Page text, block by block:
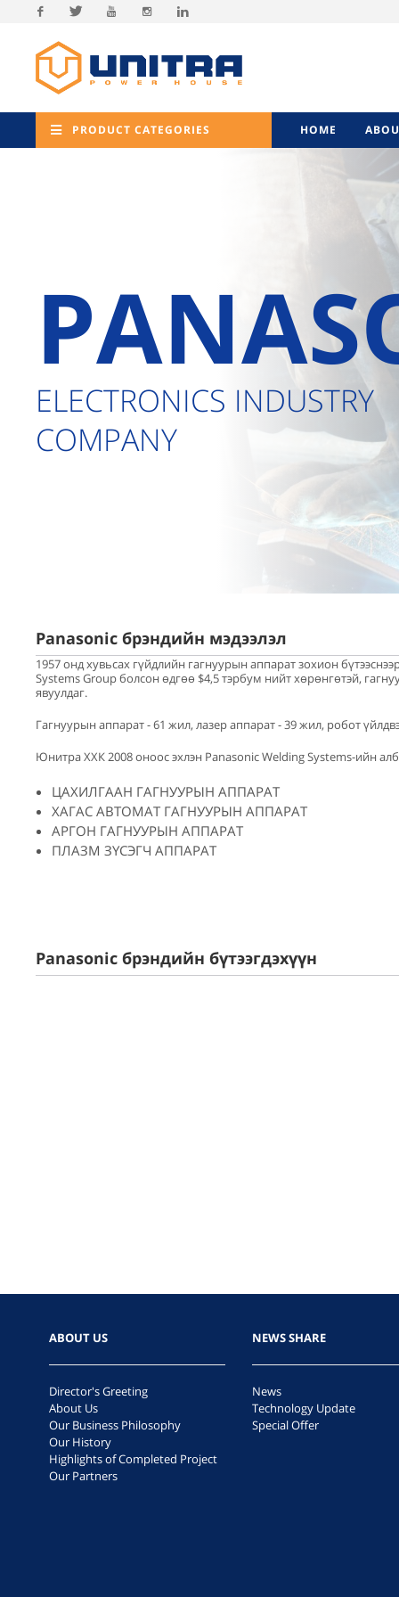
PRODUCT CATEGORIES HOME
ELECTRONICS INDUSTRY
COMPANY
Panasonic брэндийн мэдээлэл
1957 онд хувьсах гүйдлийн гагнуурын аппарат зохион
Systems Group болсон өдгөө $4,5 тэрбум нийт хөрөнгөтэй,
явуулдаг.
Гагнуурын аппарат - 61 жил, лазер аппарат - 39 жил, робот
Юнитра ХХК 2008 оноос эхлэн Panasonic Welding Systems-ийн
ЦАХИЛГААН ГАГНУУРЫН АППАРАТ
ХАГАС АВТОМАТ ГАГНУУРЫН АППАРАТ
АРГОН ГАГНУУРЫН АППАРАТ
ПЛАЗМ ЗҮСЭГЧ АППАРАТ
Panasonic брэндийн бүтээгдэхүүн
ABOUT US
Director's Greeting
About Us
Our Business Philosophy
Our History
Highlights of Completed Project
Our Partners
NEWS SHARE
News
Technology Update
Special Offer